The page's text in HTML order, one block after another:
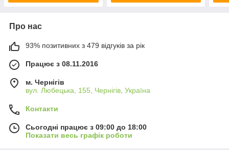
Про нас
93% позитивних з 479 відгуків за рік
Працює з 08.11.2016
м. Чернігів
вул. Любецька, 155, Чернігів, Україна
Контакти
Сьогодні працює з 09:00 до 18:00
Показати весь графік роботи